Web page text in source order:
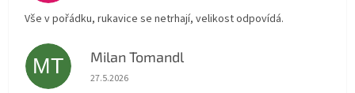
Vše v pořádku, rukavice se netrhají, velikost odpovídá.
MT Milan Tomandl
Hodnocení obchodu je 5 z 5 hvězdiček.
27.5.2026